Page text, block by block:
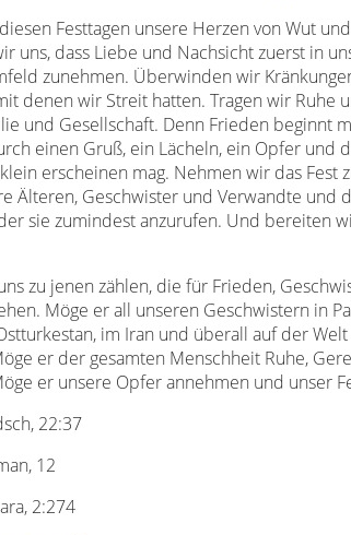
Festtagen unsere Herzen von Wut
uns, dass Liebe und Nachsicht zuerst in
zunehmen. Überwinden wir
denen wir Streit hatten. Tragen wir Ruhe
und Gesellschaft. Denn Frieden beginnt
einen Gruß, ein Lächeln, ein Opfer und
erscheinen mag. Nehmen wir das Fest
Älteren, Geschwister und Verwandte und
sie zumindest anzurufen. Und bereiten
zu jenen zählen, die für Frieden,
Möge er all unseren Geschwistern in
im Iran und überall auf der
er der gesamten Menschheit Ruhe,
er unsere Opfer annehmen und unser
22:37
12
2:274